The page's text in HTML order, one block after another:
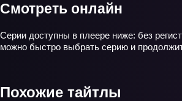
Смотреть онлайн
Серии доступны в плеере ниже: без
можно быстро выбрать серию и
Похожие тайтлы